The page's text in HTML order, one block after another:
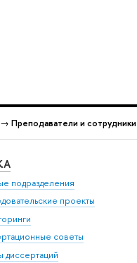
→ Преподаватели и сотрудники
подразделения
проекты
советы
диссертаций